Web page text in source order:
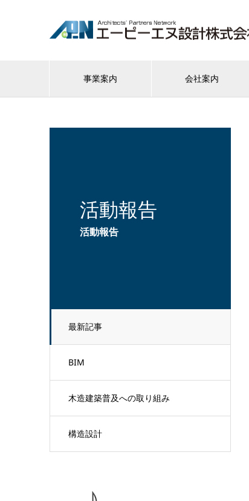
事業案内 会社案内
活動報告
活動報告
最新記事
BIM
木造建築普及への取り組み
構造設計